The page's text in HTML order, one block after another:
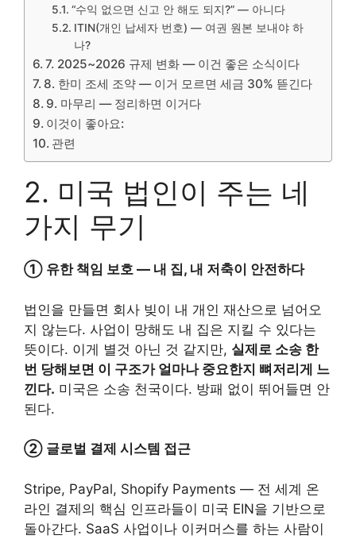
“수익 없으면 신고 안 해도 되지?” — 아니다
ITIN(개인 납세자 번호) — 여권 원본 보내야 하
나?
7. 2025~2026 규제 변화 — 이건 좋은 소식이다
8. 한미 조세 조약 — 이거 모르면 세금 30% 뜯긴다
9. 마무리 — 정리하면 이거다
이것이 좋아요:
관련
2. 미국 법인이 주는 네
가지 무기
① 유한 책임 보호 — 내 집, 내 저축이 안전하다
법인을 만들면 회사 빚이 내 개인 재산으로 넘어오
지 않는다. 사업이 망해도 내 집은 지킬 수 있다는
뜻이다. 이게 별것 아닌 것 같지만, 실제로 소송 한
번 당해보면 이 구조가 얼마나 중요한지 뼈저리게 느
낀다. 미국은 소송 천국이다. 방패 없이 뛰어들면 안
된다.
② 글로벌 결제 시스템 접근
Stripe, PayPal, Shopify Payments — 전 세계 온
라인 결제의 핵심 인프라들이 미국 EIN을 기반으로
돌아간다. SaaS 사업이나 이커머스를 하는 사람이